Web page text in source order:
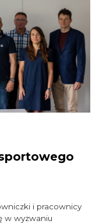
i pracownicy
w wyzwaniu